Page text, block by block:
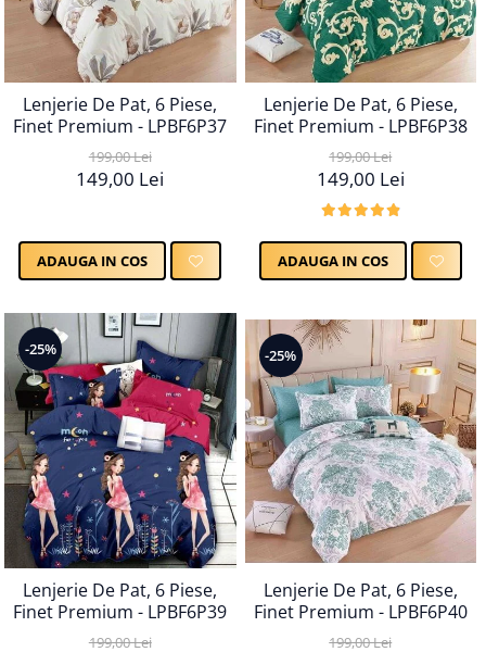
Lenjerie De Pat, 6 Piese,
Finet Premium - LPBF6P37
199,00 Lei
149,00 Lei
ADAUGA IN COS
Lenjerie De Pat, 6 Piese,
Finet Premium - LPBF6P38
199,00 Lei
149,00 Lei
ADAUGA IN COS
-25%
Lenjerie De Pat, 6 Piese,
Finet Premium - LPBF6P39
199,00 Lei
-25%
Lenjerie De Pat, 6 Piese,
Finet Premium - LPBF6P40
199,00 Lei